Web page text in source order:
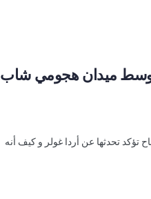
ميدان هجومي شاب
تؤكد تحدثها عن أردا غولر و كيف أنه